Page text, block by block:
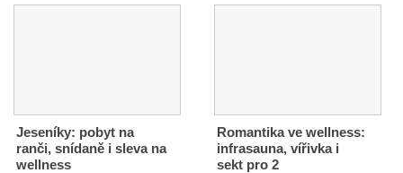
Jeseníky: pobyt na
ranči, snídaně i sleva na
wellness
Romantika ve wellness:
infrasauna, vířivka i
sekt pro 2